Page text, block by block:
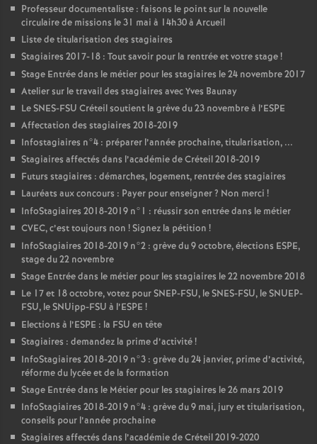
Professeur documentaliste : faisons le point sur la nouvelle
circulaire de missions le 31 mai à 14h30 à Arcueil
Liste de titularisation des stagiaires
Stagiaires 2017-18 : Tout savoir pour la rentrée et votre stage!
Stage Entrée dans le métier pour les stagiaires le 24 novembre 2017
Atelier sur le travail des stagiaires avec Yves Baunay
LeSNES-FSU Créteil soutient la grève du 23 novembre à l’ESPE
Affectation des stagiaires 2018-2019
Infostagiaires n°4 : préparer l’année prochaine, titularisation, ...
Stagiaires affectés dans l’académie de Créteil 2018-2019
Futurs stagiaires : démarches, logement, rentrée des stagiaires
Lauréats aux concours : Payer pour enseigner? Non merci !
InfoStagiaires 2018-2019 n°1 : réussir son entrée dans le métier
CVEC, c’est toujours non ! Signez la pétition !
InfoStagiaires 2018-2019 n°2 : grève du 9 octobre, élections ESPE,
stage du 22 novembre
Stage Entrée dans le métier pour les stagiaires le 22 novembre 2018
Le 17 et 18 octobre, votez pourSNEP-FSU, leSNES-FSU, leSNUEP-
FSU, le SNUipp-FSU à l’ESPE !
Elections à l’ESPE : la FSU en tête
Stagiaires : demandez la prime d’activité!
InfoStagiaires 2018-2019 n°3 : grève du 24 janvier, prime d’activité,
réforme du lycée et de la formation
Stage Entrée dans le Métier pour les stagiaires le 26 mars 2019
InfoStagiaires 2018-2019 n°4 : grève du 9 mai, jury et titularisation,
conseils pour l’année prochaine
Stagiaires affectés dans l’académie de Créteil 2019-2020